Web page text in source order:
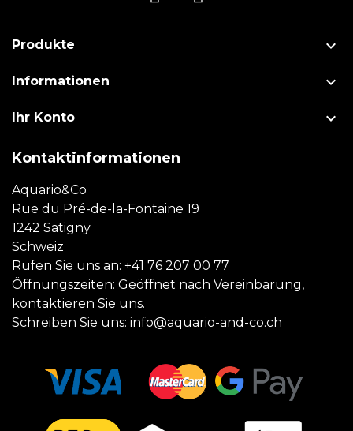
Produkte 
Informationen 
Ihr Konto 
Kontaktinformationen
Aquario&Co
Rue du Pré-de-la-Fontaine 19
1242 Satigny
Schweiz
Rufen Sie uns an: +41 76 207 00 77
Öffnungszeiten: Geöffnet nach Vereinbarung,
kontaktieren Sie uns.
Schreiben Sie uns: info@aquario-and-co.ch